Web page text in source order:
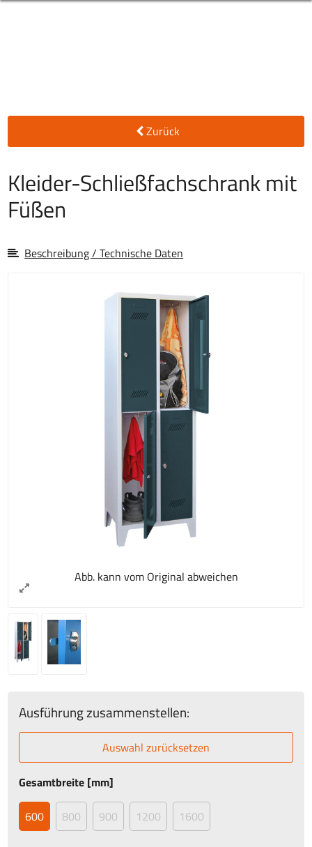
Zurück
Kleider-Schließfachschrank mit
Füßen
Beschreibung / Technische Daten
Abb. kann vom Original abweichen
Ausführung zusammenstellen:
Auswahl zurücksetzen
Gesamtbreite [mm]
600 800 900 1200 1600